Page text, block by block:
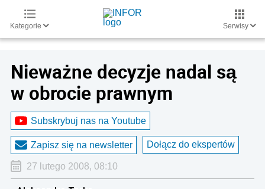
Kategorie Serwisy
Nieważne decyzje nadal są
w obrocie prawnym
Subskrybuj nas na Youtube
Zapisz się na newsletter Dołącz do ekspertów
27 lutego 2008, 08:10